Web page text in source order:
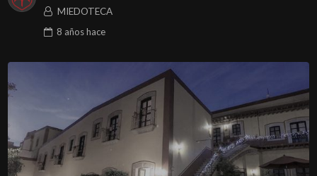
MIEDOTECA
8 añoshace